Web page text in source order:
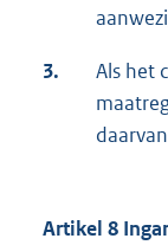
3.
Als het
Artikel 8